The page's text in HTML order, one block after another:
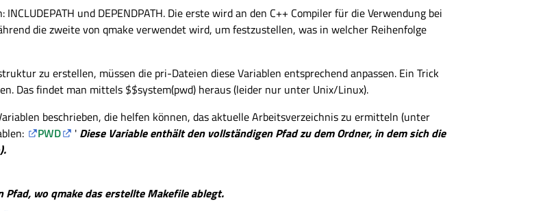
und DEPENDPATH. Die erste wird an den C++ Compiler für die Verwendung bei
die zweite von qmake verwendet wird, um festzustellen, was in welcher Reihenfolge
zu erstellen, müssen die pri-Dateien diese Variablen entsprechend anpassen. Ein Trick
Das findet man mittels $$system(pwd) heraus (leider nur unter Unix/Linux).
beschrieben, die helfen können, das aktuelle Arbeitsverzeichnis zu ermitteln (unter
PWD ' Diese Variable enthält den vollständigen Pfad zu dem Ordner, in dem sich die
wo qmake das erstellte Makefile ablegt.